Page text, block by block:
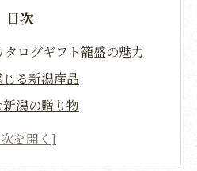
目次
ログギフト籠盛の魅力
る新潟産品
潟の贈り物
るカタログギフト